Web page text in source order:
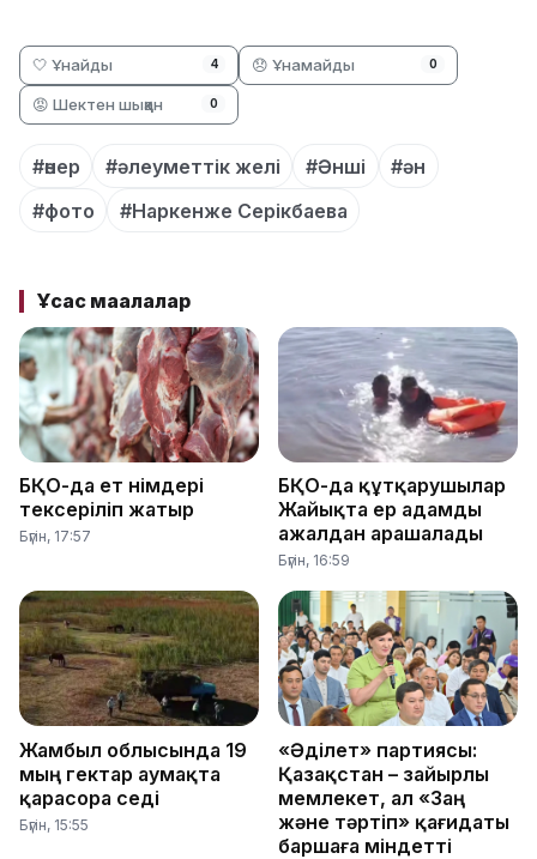
🤍 Ұнайды 4 😞 Ұнамайды 0
😡 Шектен шыққан 0
#өнер #әлеуметтік желі #Әнші
#ән
#фото
#Наркенже Серікбаева
Ұқсас мақалалар
БҚО-да ет өнімдері
тексеріліп жатыр
Бүгін, 17:57
БҚО-да құтқарушылар
Жайықта ер адамды
ажалдан арашалады
Бүгін, 16:59
Жамбыл облысында 19
мың гектар аумақта
қарасора өседі
Бүгін, 15:55
«Әділет» партиясы:
Қазақстан – зайырлы
мемлекет, ал «Заң
және тәртіп» қағидаты
баршаға міндетті